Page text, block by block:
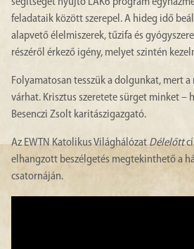
feladataik között szerepel. A hideg idő
alapvető élelmiszerek, tűzifa és
részéről érkező igény, melyet szintén
Folyamatosan tesszük a dolgunkat, mert
várhat. Krisztus szeretete sürget minket –
Besenczi Zsolt karitászigazgató.
Az EWTN Katolikus VilághálózatDélelőtt
elhangzott beszélgetés megtekinthető a
csatornáján.